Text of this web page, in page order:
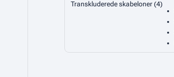
Transkluderede skabeloner (4)